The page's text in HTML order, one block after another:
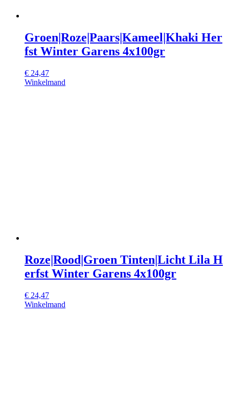
Groen|Roze|Paars|Kameel|Khaki Her
fst Winter Garens 4x100gr
€ 24,47
Winkelmand
Roze|Rood|Groen Tinten|Licht Lila H
erfst Winter Garens 4x100gr
€ 24,47
Winkelmand